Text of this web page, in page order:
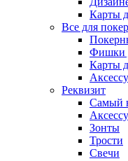
Карты
Все для
Фишки
Карты
Реквизит
Самый
Зонты
Трости
Свечи